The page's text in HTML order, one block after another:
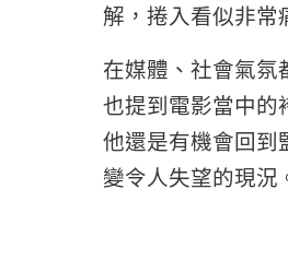
解，捲入看似非常
在媒體、社會氣
也提到電影當中的
他還是有機會回到
變令人失望的現況